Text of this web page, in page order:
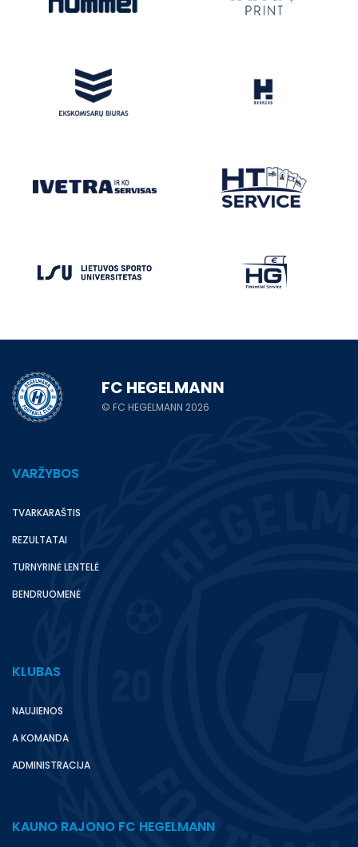
FC HEGELMANN
© FC HEGELMANN 2026
VARŽYBOS
TVARKARAŠTIS
REZULTATAI
TURNYRINĖ LENTELĖ
BENDRUOMENĖ
KLUBAS
NAUJIENOS
A KOMANDA
ADMINISTRACIJA
KAUNO RAJONO FC HEGELMANN